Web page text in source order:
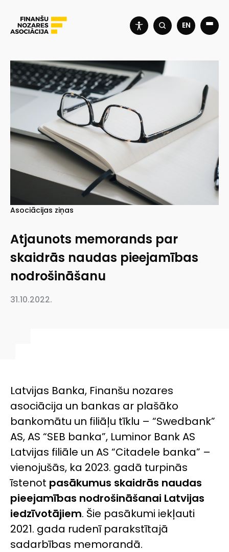
EN
Asociācijas ziņas
Atjaunots memorands par
skaidrās naudas pieejamības
nodrošināšanu
31.10.2022.
Latvijas Banka, Finanšu nozares
asociācija un bankas ar plašāko
bankomātu un filiāļu tīklu – “Swedbank”
AS, AS “SEB banka”, Luminor Bank AS
Latvijas filiāle un AS “Citadele banka” –
vienojušās, ka 2023. gadā turpinās
īstenot pasākumus skaidrās naudas
pieejamības nodrošināšanai Latvijas
iedzīvotājiem. Šie pasākumi iekļauti
2021. gada rudenī parakstītajā
sadarbības memorandā.